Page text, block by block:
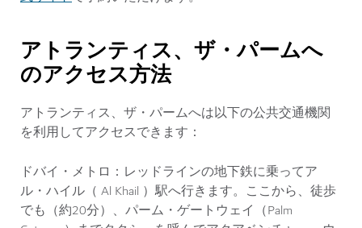
アトランティス、ザ・パームへ
のアクセス方法
アトランティス、ザ・パームへは以下の公共交通機関
を利用してアクセスできます：
ドバイ・メトロ ：レッドラインの地下鉄に乗ってア
ル・ハイル（ Al Khail ）駅へ行きます。ここから、徒歩
でも（約20分）、パーム・ゲートウェイ（Palm